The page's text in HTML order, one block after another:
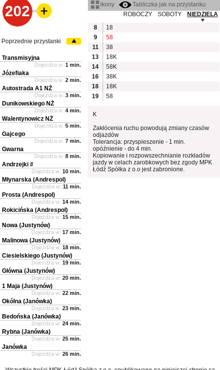
202
ikony
Tabliczka jak na przystanku
ROBOCZY
SOBOTY
NIEDZIELA
8
18
9
58
11
38
13
18K
14
58K
16
38K
18
18K
19
58
K
Zakłócenia ruchu powodują zmiany czasów
odjazdów
Tolerancja: przyspieszenie - 1 min.
opóźnienie - do 4 min.
Kopiowanie i rozpowszechnianie rozkładów
jazdy w celach zarobkowych bez zgody MPK
Łódź Spółka z o.o jest zabronione.
Poprzednie przystanki
Transmisyjna
Dojeżdża w: 1 min.
Józefiaka
Dojeżdża w: 2 min.
Autostrada A1 NŻ
Dojeżdża w: 3 min.
Dunikowskiego NŻ
Dojeżdża w: 4 min.
Walentynowicz NŻ
Dojeżdża w: 5 min.
Gajcego
Dojeżdża w: 7 min.
Gwarna
Dojeżdża w: 8 min.
Andrzejki #
Dojeżdża w: 10 min.
Młynarska (Andrespol)
Dojeżdża w: 11 min.
Prosta (Andrespol)
Dojeżdża w: 14 min.
Rokicińska (Andrespol)
Dojeżdża w: 15 min.
Nowa (Justynów)
Dojeżdża w: 17 min.
Malinowa (Justynów)
Dojeżdża w: 18 min.
Ciesielskiego (Justynów)
Dojeżdża w: 19 min.
Główna (Justynów)
Dojeżdża w: 20 min.
1 Maja (Justynów)
Dojeżdża w: 22 min.
Okólna (Janówka)
Dojeżdża w: 23 min.
Bedońska (Janówka)
Dojeżdża w: 24 min.
Rybna (Janówka)
Dojeżdża w: 25 min.
Janówka
Dojeżdża w: 26 min.